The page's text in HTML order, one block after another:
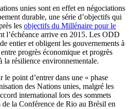
unies sont en effet en négociations
durable, une série d’objectifs qui
les objectifs du Millénaire pour le
l’échéance arrive en 2015. Les ODD
entier et obligent les gouvernements à
progrès économique et progrès
la résilience environnementale.
le point d’entrer dans une « phase
des Nations unies, malgré les
international lors des sommets
la Conférence de Rio au Brésil en